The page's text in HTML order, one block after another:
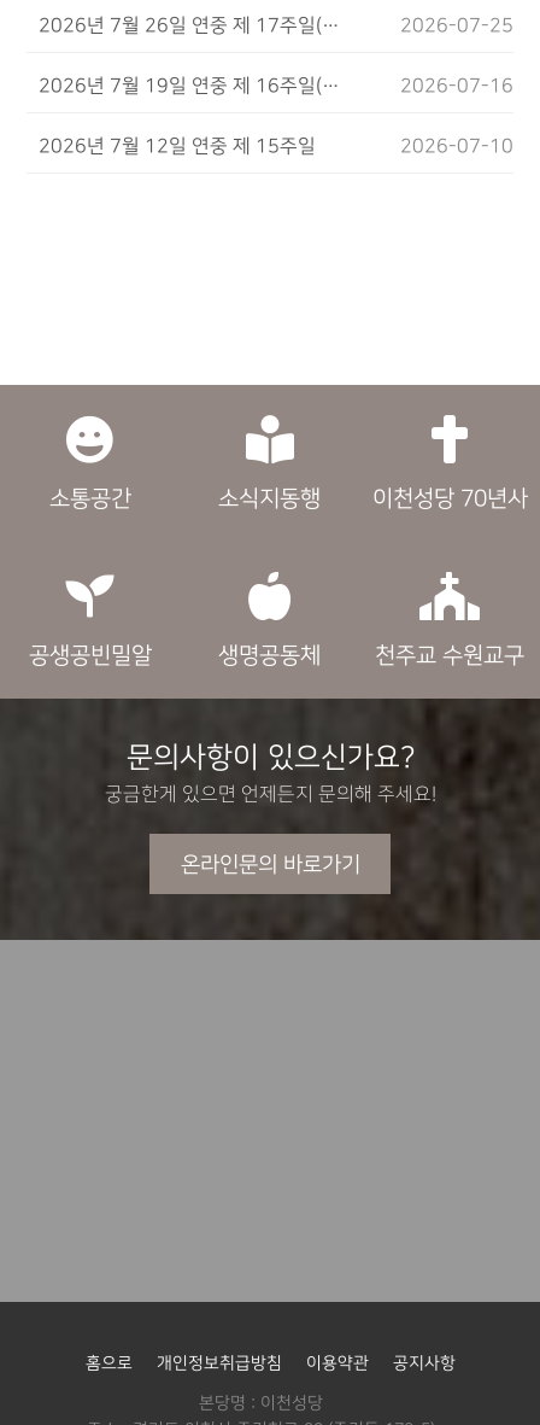
2026년 7월 26일 연중 제 17주일(조… 2026-07-25
2026년 7월 19일 연중 제 16주일(농… 2026-07-16
2026년 7월 12일 연중 제 15주일 2026-07-10
소통공간 소식지동행 이천성당 70년사
공생공빈밀알 생명공동체 천주교 수원교구
문의사항이 있으신가요?
궁금한게 있으면 언제든지 문의해 주세요!
온라인문의 바로가기
홈으로 개인정보취급방침 이용약관 공지사항
본당명 : 이천성당